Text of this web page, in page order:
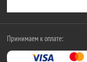
Принимаем к оплате: